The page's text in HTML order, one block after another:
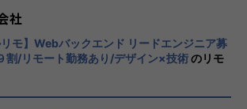
】
ンス
社日に有給付与)
間
社
リモ】Webバックエンド リードエンジニア募
/リモート勤務あり/デザイン×技術のリモ